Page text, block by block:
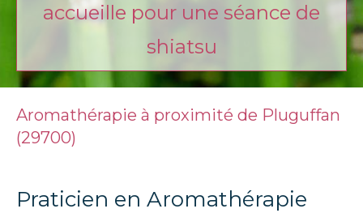
accueille pour une séance de
shiatsu
Aromathérapie à proximité de Pluguffan
(29700)
Praticien en Aromathérapie